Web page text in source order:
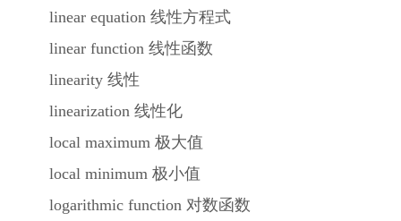
linear equation 线性方程式
linear function 线性函数
linearity 线性
linearization 线性化
local maximum 极大值
local minimum 极小值
logarithmic function 对数函数